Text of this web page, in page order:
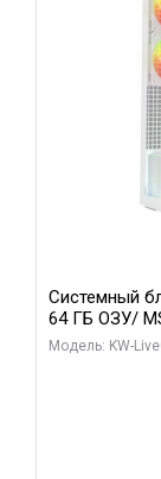
Системный
64 ГБ ОЗУ/
256bit 3xDP
Модель: KW-